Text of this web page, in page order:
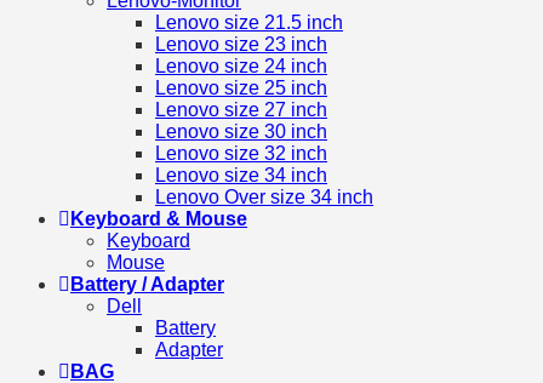
Lenovo size 21.5 inch
Lenovo size 23 inch
Lenovo size 24 inch
Lenovo size 25 inch
Lenovo size 27 inch
Lenovo size 30 inch
Lenovo size 32 inch
Lenovo size 34 inch
Lenovo Over size 34 inch
Keyboard & Mouse
Keyboard
Mouse
Battery / Adapter
Dell
Battery
Adapter
BAG